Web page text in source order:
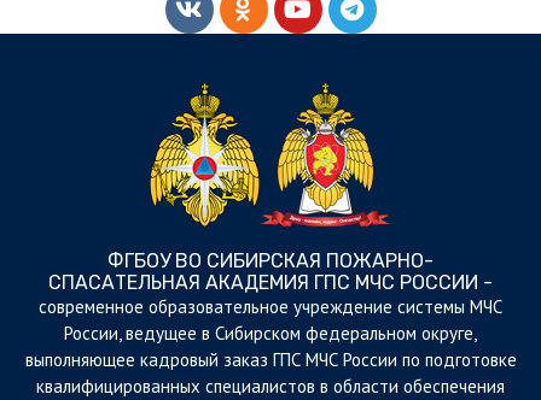
ФГБОУ ВО СИБИРСКАЯ ПОЖАРНО-
СПАСАТЕЛЬНАЯ АКАДЕМИЯ ГПС МЧС РОССИИ -
cовременное образовательное учреждение системы МЧС
России, ведущее в Сибирском федеральном округе,
выполняющее кадровый заказ ГПС МЧС России по подготовке
квалифицированных специалистов в области обеспечения